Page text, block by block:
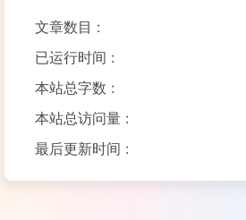
文章数目 :
已运行时间 :
本站总字数 :
本站总访问量 :
最后更新时间 :